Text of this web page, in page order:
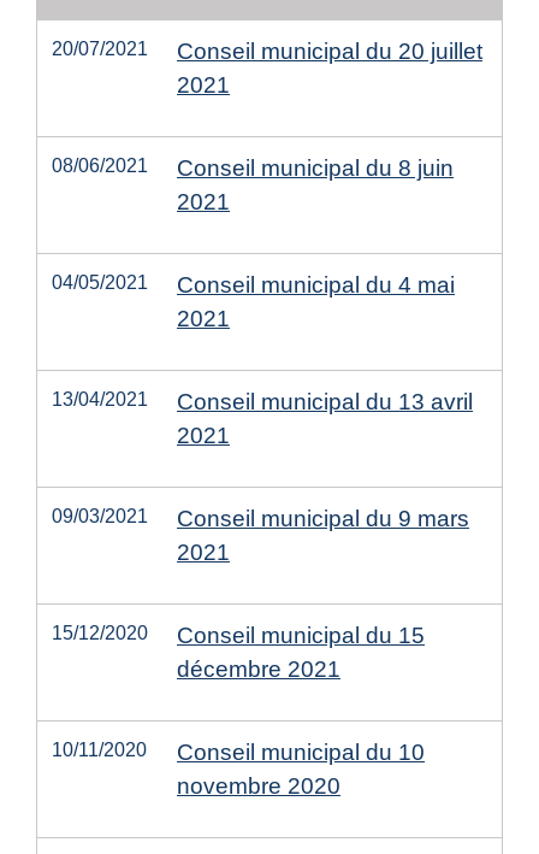
20/07/2021
Conseil municipal du 20 juillet
2021
08/06/2021
Conseil municipal du 8 juin
2021
04/05/2021
Conseil municipal du 4 mai
2021
13/04/2021
Conseil municipal du 13 avril
2021
09/03/2021
Conseil municipal du 9 mars
2021
15/12/2020
Conseil municipal du 15
décembre 2021
10/11/2020
Conseil municipal du 10
novembre 2020